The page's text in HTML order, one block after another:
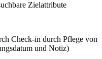
Zielattribute
Check-in durch Pflege von
und Notiz)